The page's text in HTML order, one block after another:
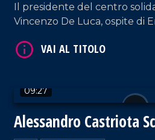
Il presidente del centro
Vincenzo De Luca, ospite di
09:27
Alessandro Castriota
VAI AL TITOLO